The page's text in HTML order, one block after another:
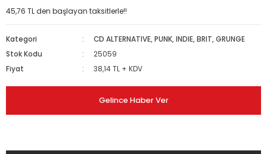
45,76 TL den başlayan taksitlerle!!
Kategori
CD ALTERNATIVE, PUNK, INDIE, BRIT, GRUNGE
Stok Kodu
25059
Fiyat
38,14 TL + KDV
Gelince Haber Ver